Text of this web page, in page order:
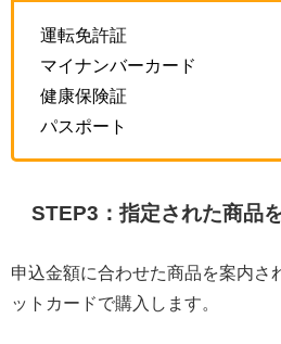
運転免許証
マイナンバーカード
健康保険証
パスポート
STEP3：指定された商品
申込金額に合わせた商品を案内さ
ットカードで購入します。